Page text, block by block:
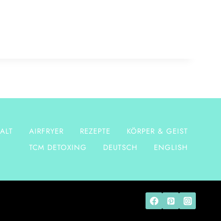
AIRFRYER REZEPTE
KÖRPER & GEIST
TCM DETOXING
DEUTSCH ENGLISH